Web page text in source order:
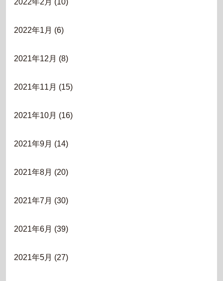
2022年2月 (10)
2022年1月 (6)
2021年12月 (8)
2021年11月 (15)
2021年10月 (16)
2021年9月 (14)
2021年8月 (20)
2021年7月 (30)
2021年6月 (39)
2021年5月 (27)